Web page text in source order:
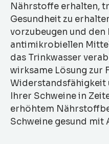
Nährstoffe erhalten,
Gesundheit zu
vorzubeugen und den
antimikrobiellen
das Trinkwasser
wirksame Lösung zur
Widerstandsfähigkeit
Ihrer Schweine in
erhöhtem
Schweine gesund mit